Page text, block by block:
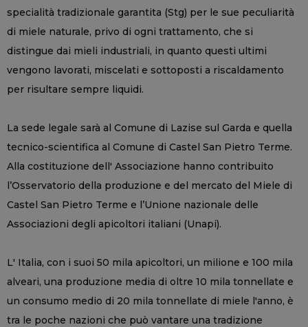
specialità tradizionale garantita (Stg) per le sue peculiarità
di miele naturale, privo di ogni trattamento, che si
distingue dai mieli industriali, in quanto questi ultimi
vengono lavorati, miscelati e sottoposti a riscaldamento
per risultare sempre liquidi.
La sede legale sarà al Comune di Lazise sul Garda e quella
tecnico-scientifica al Comune di Castel San Pietro Terme.
Alla costituzione dell' Associazione hanno contribuito
l’Osservatorio della produzione e del mercato del Miele di
Castel San Pietro Terme e l’Unione nazionale delle
Associazioni degli apicoltori italiani (Unapi).
L' Italia, con i suoi 50 mila apicoltori, un milione e 100 mila
alveari, una produzione media di oltre 10 mila tonnellate e
un consumo medio di 20 mila tonnellate di miele l'anno, è
tra le poche nazioni che può vantare una tradizione